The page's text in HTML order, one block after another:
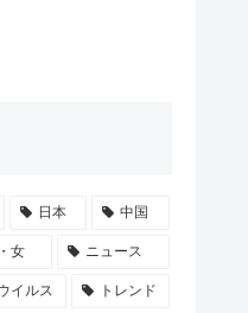
候群にな...
リブリ音...
こ...
日本 中国
女 ニュース
イルス トレンド